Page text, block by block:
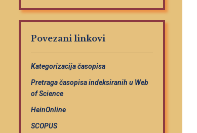
Povezani linkovi
Kategorizacija časopisa
Pretraga časopisa indeksiranih u Web
of Science
HeinOnline
SCOPUS